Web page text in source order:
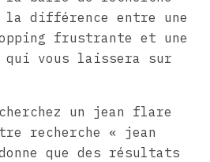
différence entre une
frustrante et une
qui vous laissera sur
un jean flare
recherche « jean
que des résultats